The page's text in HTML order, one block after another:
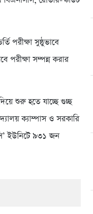
পরীক্ষা সুষ্ঠুভাবে
পরীক্ষা সম্পন্ন করার
শুরু হতে যাচ্ছে গুচ্ছ
ক্যাম্পাস ও সরকারি
ইউনিটে ৯৩১ জন